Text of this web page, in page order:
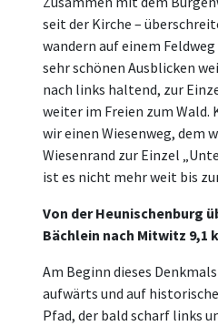
seit der Kirche –
wandern auf einem
sehr schönen Ausblicken
nach links haltend, zur
weiter im Freien zum Wald.
wir einen Wiesenweg, dem
Wiesenrand zur Einzel
ist es nicht mehr weit bis
Von der Heunischenburg
Bächlein nach Mitwitz 9,1
Am Beginn dieses
aufwärts und auf
Pfad, der bald scharf links